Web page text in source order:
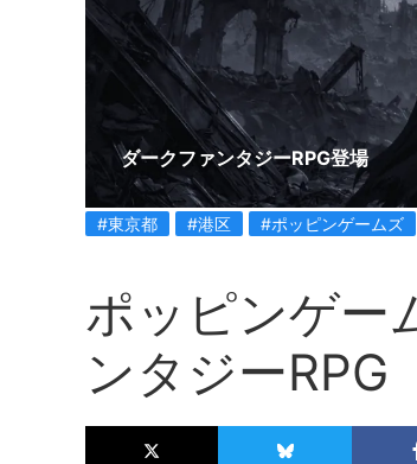
ダークファンタジーRPG登場
#東京都 #港区 #ポッピンゲームズ
ポッピンゲー
ンタジーRPG